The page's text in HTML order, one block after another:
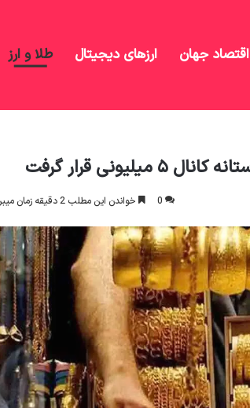
اقتصاد جهان ارزهای دیجیتال طلا و ارز
0 خواندن این مطلب 2 دقیقه زمان میبرد